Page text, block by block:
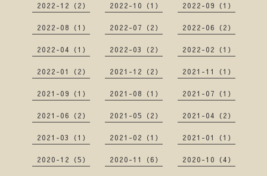
2022-12（2） 2022-10（1） 2022-09（1）
2022-08（1） 2022-07（2） 2022-06（2）
2022-04（1） 2022-03（2） 2022-02（1）
2022-01（2） 2021-12（2） 2021-11（1）
2021-09（1） 2021-08（1） 2021-07（1）
2021-06（2） 2021-05（2） 2021-04（2）
2021-03（1） 2021-02（1） 2021-01（1）
2020-12（5） 2020-11（6） 2020-10（4）